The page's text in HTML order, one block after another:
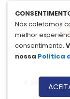
© 2026 Sinop
Nós coletamos
melhor
consentimento.
nossa Política